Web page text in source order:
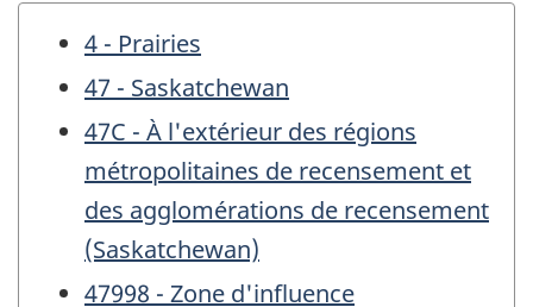
4 - Prairies
47 - Saskatchewan
47C - À l'extérieur des régions
métropolitaines de recensement et
des agglomérations de recensement
(Saskatchewan)
47998 - Zone d'influence